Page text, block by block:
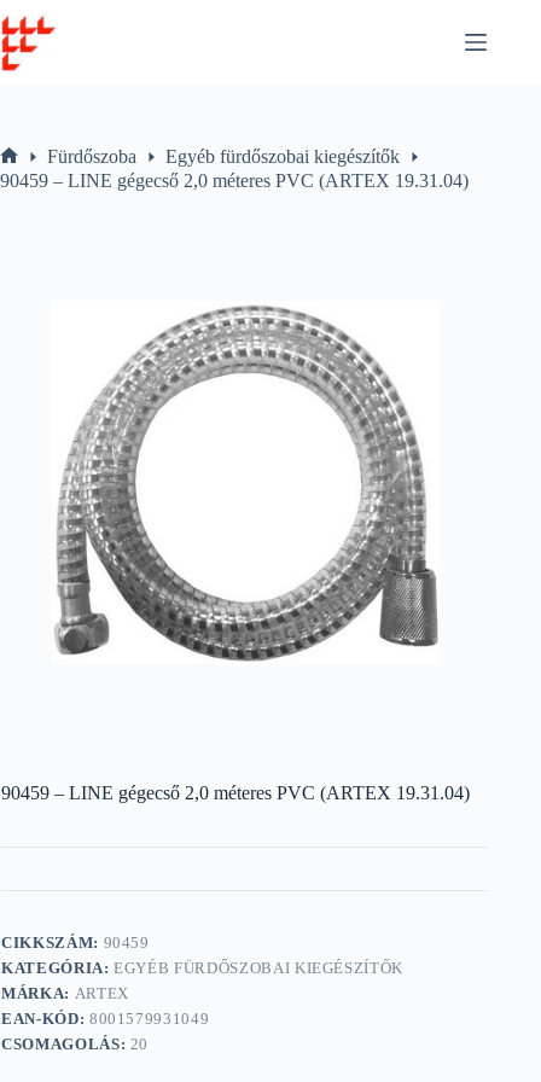
to
content
Home
Fürdőszoba
Egyéb fürdőszobai kiegészítők
90459 – LINE gégecső 2,0 méteres PVC (ARTEX 19.31.04)
90459 – LINE gégecső 2,0 méteres PVC (ARTEX 19.31.04)
CIKKSZÁM: 90459
KATEGÓRIA:EGYÉB FÜRDŐSZOBAI KIEGÉSZÍTŐK
MÁRKA: ARTEX
EAN-KÓD: 8001579931049
CSOMAGOLÁS: 20